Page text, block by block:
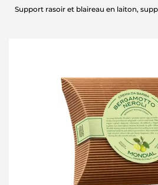
Support rasoir et blaireau en laiton,